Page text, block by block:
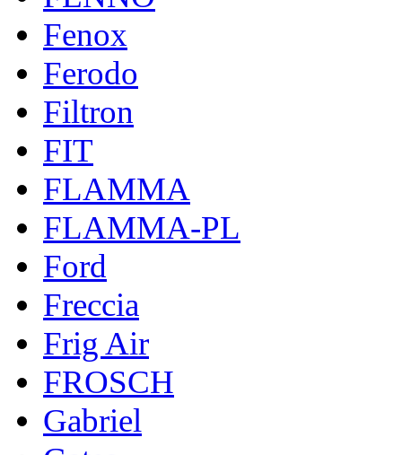
Fenox
Ferodo
Filtron
FIT
FLAMMA
FLAMMA-PL
Ford
Freccia
Frig Air
FROSCH
Gabriel